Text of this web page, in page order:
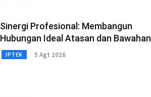
Sinergi Profesional: Membangun
Hubungan Ideal Atasan dan Bawahan
IPTEK 5 Agt 2026